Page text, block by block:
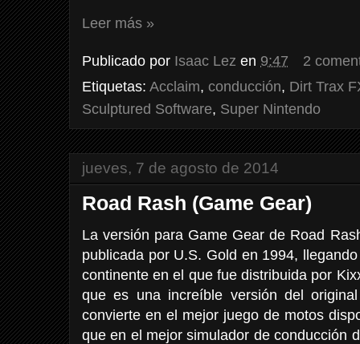
Leer más »
Publicado por Isaac Lez en 9:47
2
Etiquetas: Acclaim, conducción, Dirt Trax
Sculptured Software, Super Nintendo
jueves, 7 de agosto de 2014
Road Rash (Game Gear)
La versión para Game Gear de Road
publicada por U.S. Gold en 1994,
continente en el que fue distribuida por
que es una increíble versión del
convierte en el mejor juego de motos
que en el mejor simulador de conducción